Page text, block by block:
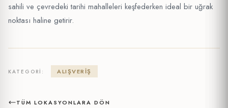
sahili ve çevredeki tarihi mahalleleri keşfederken ideal bir uğrak
noktası haline getirir.
KATEGORI: ALIŞVERIŞ
TÜM LOKASYONLARA DÖN